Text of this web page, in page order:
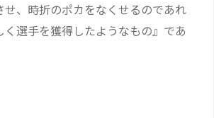
せ、時折のポカをなくせるのであれ
く選手を獲得したようなもの』であ